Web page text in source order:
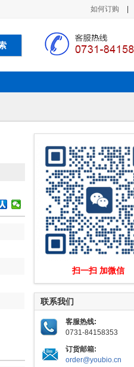
如何订购
扫一扫 加微信
联系我们
客服热线:
0731-84158353
订货邮箱:
order@youbio.cn